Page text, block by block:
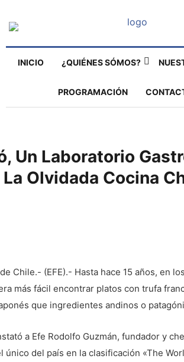
INICIO ¿QUIÉNES SÓMOS?
PROGRAMACIÓN
Un Laboratorio
Olvidada Cocina
Chile.- (EFE).- Hasta hace 15 años, en
más fácil encontrar platos con trufa
que ingredientes andinos o
a Efe Rodolfo Guzmán, fundador y
único del país en la clasificación «The